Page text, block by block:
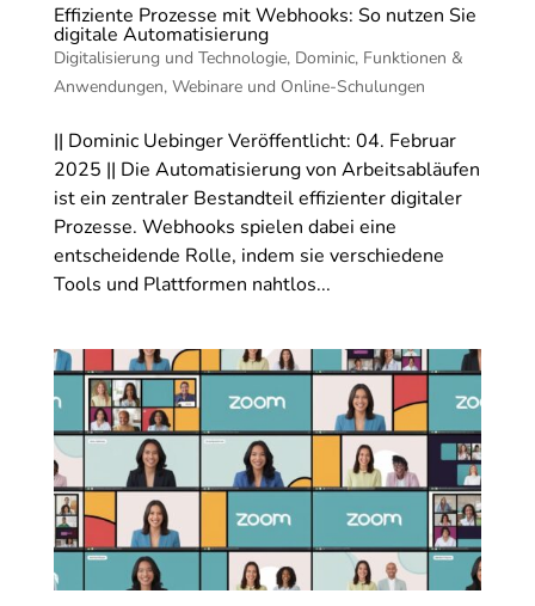
Effiziente Prozesse mit Webhooks: So nutzen Sie
digitale Automatisierung
Digitalisierung und Technologie, Dominic, Funktionen &
Anwendungen, Webinare und Online-Schulungen
|| Dominic Uebinger Veröffentlicht: 04. Februar
2025 || Die Automatisierung von Arbeitsabläufen
ist ein zentraler Bestandteil effizienter digitaler
Prozesse. Webhooks spielen dabei eine
entscheidende Rolle, indem sie verschiedene
Tools und Plattformen nahtlos...